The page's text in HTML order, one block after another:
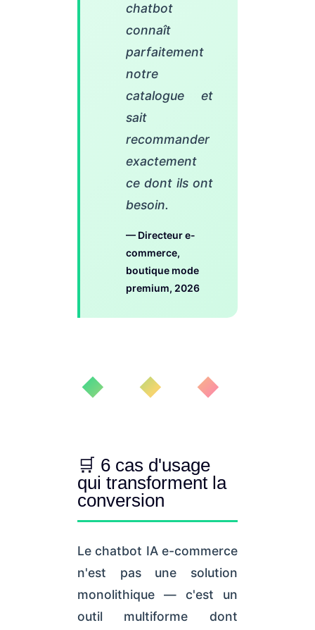
chatbot
connaît
parfaitement
notre
catalogue et
sait
recommander
exactement
ce dont ils ont
besoin.
— Directeur e-
commerce,
boutique mode
premium, 2026
◆ ◆ ◆
🛒 6 cas d'usage
qui transforment la
conversion
Le chatbot IA e-commerce
n'est pas une solution
monolithique — c'est un
outil multiforme dont